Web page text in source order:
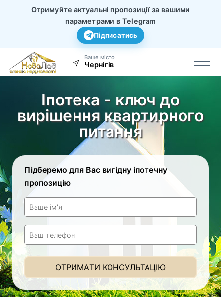
Отримуйте актуальні пропозиції за вашими
параметрами в Telegram
Підписатись
Ваше місто
Чернігів
Іпотека - ключ до
вирішення квартирного
питання
Підберемо для Вас вигідну іпотечну
пропозицію
Ваше ім'я
Ваш телефон
ОТРИМАТИ КОНСУЛЬТАЦІЮ